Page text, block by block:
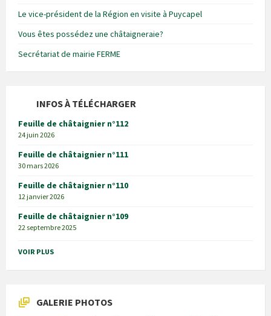
Le vice-président de la Région en visite à Puycapel
Vous êtes possédez une châtaigneraie?
Secrétariat de mairie FERME
INFOS À TÉLÉCHARGER
Feuille de châtaignier n°112
24 juin 2026
Feuille de châtaignier n°111
30 mars 2026
Feuille de châtaignier n°110
12 janvier 2026
Feuille de châtaignier n°109
22 septembre 2025
VOIR PLUS
GALERIE PHOTOS